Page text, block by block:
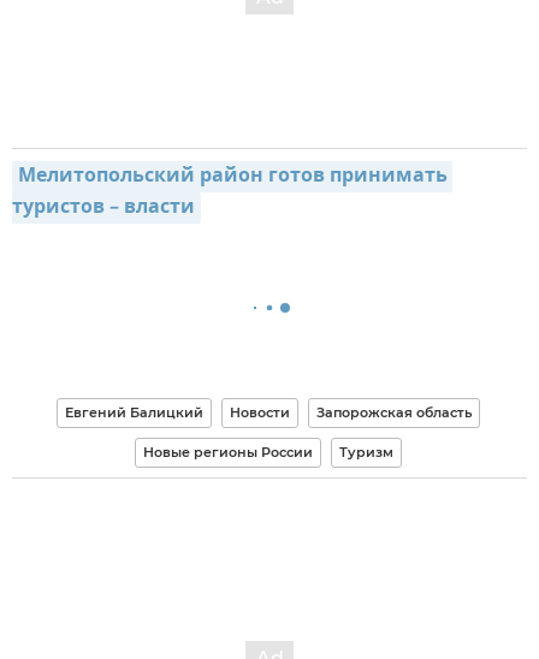
Мелитопольский район готов принимать
туристов – власти
Евгений Балицкий Новости Запорожская область
Новые регионы России Туризм